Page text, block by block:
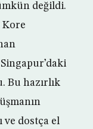
değildi.
Kore
Bu hazırlık
ve dostça el